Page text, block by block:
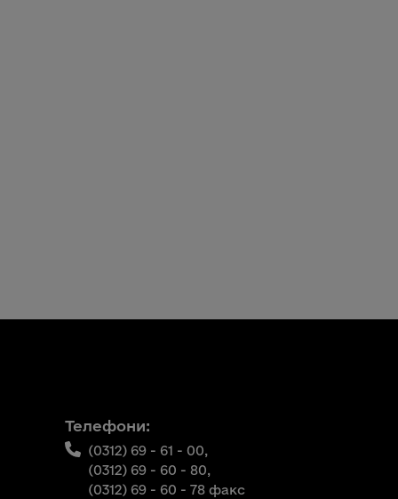
Телефони:
(0312) 69 - 61 - 00,
(0312) 69 - 60 - 80,
(0312) 69 - 60 - 78 факс